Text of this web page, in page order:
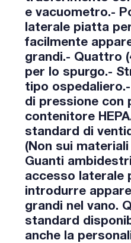
e vacuometro.-
laterale piatta
facilmente
grandi.- Quattro
per lo spurgo.-
tipo
di pressione con
contenitore
standard di
(Non sui
Guanti
accesso laterale
introdurre
grandi nel vano.
standard
anche la